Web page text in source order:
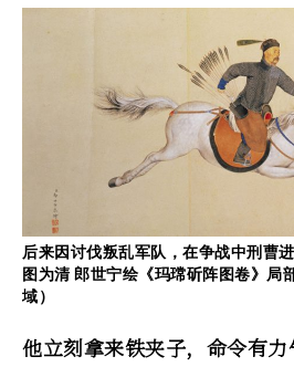
后来因讨伐叛乱军队，在争战中刑曹
图为清 郎世宁绘《玛瑺斫阵图卷》局
域）
他立刻拿来铁夹子，命令有